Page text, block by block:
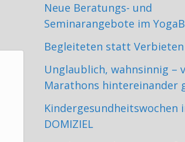
Neue Beratungs- und
Seminarangebote im
Begleiteten statt Verbieten
Unglaublich, wahnsinnig –
Marathons hintereinander
Kindergesundheitswochen
DOMIZIEL